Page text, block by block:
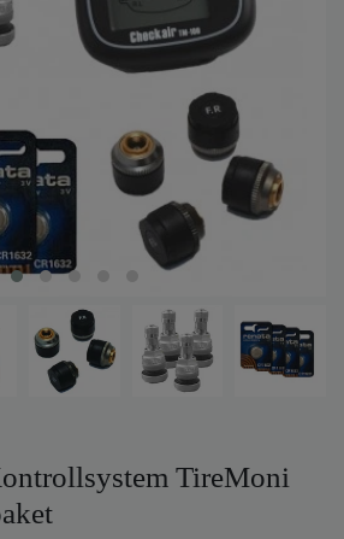
TireMoni